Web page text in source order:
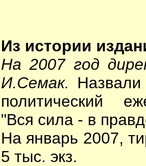
Из истории
На 2007 год
И.Семак.
политический
"Вся сила - в
На январь 2007,
5 тыс. экз.